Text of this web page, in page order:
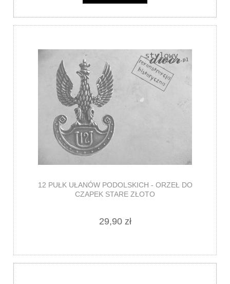
12 PUŁK UŁANÓW PODOLSKICH - ORZEŁ DO
CZAPEK STARE ZŁOTO
29,90 zł